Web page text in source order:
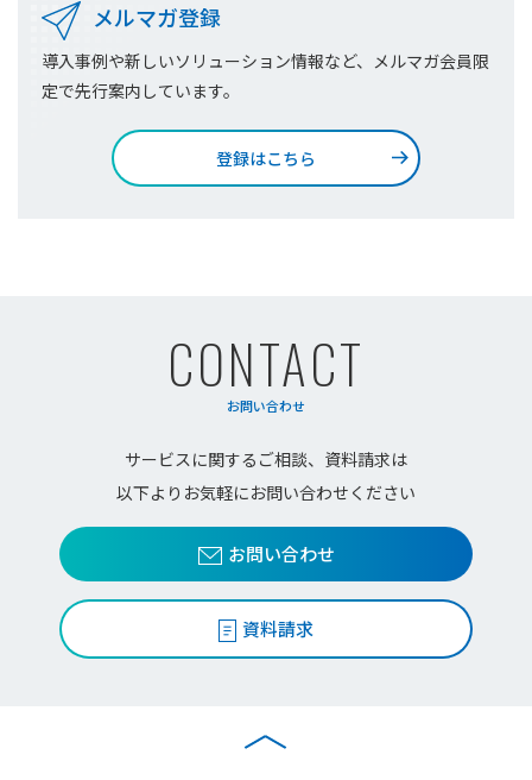
メルマガ登録
導入事例や新しいソリューション情報など、メルマガ会員限
定で先行案内しています。
登録はこちら
CONTACT
お問い合わせ
サービスに関するご相談、資料請求は
以下よりお気軽にお問い合わせください
お問い合わせ
資料請求